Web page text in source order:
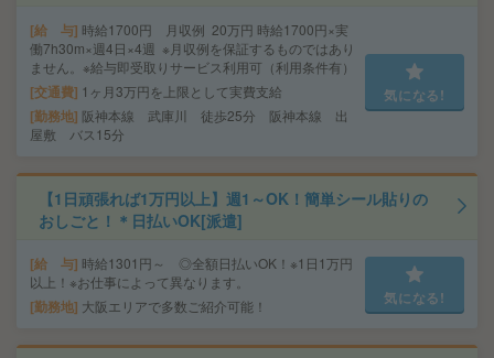
給 与 時給1700円 月収例 20万円 時給1700円×実
働7h30m×週4日×4週 ※月収例を保証するものではあり
ません。※給与即受取りサービス利用可（利用条件有）
交通費 1ヶ月3万円を上限として実費支給
勤務地 阪神本線 武庫川 徒歩25分 阪神本線 出
屋敷 バス15分
気になる!
【1日頑張れば1万円以上】週1～OK！簡単シール貼りの
おしごと！＊日払いOK[派遣]
給 与 時給1301円～ ◎全額日払いOK！※1日1万円
以上！※お仕事によって異なります。
勤務地 大阪エリアで多数ご紹介可能！ 気になる!